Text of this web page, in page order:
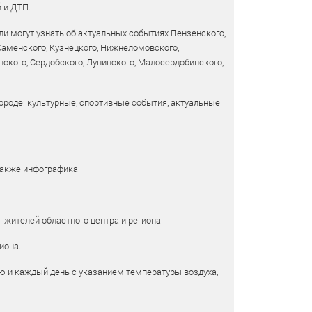
и ДТП.
узнать об актуальных событиях Пензенского,
Кузнецкого, Нижнеломовского,
Сердобского, Лунинского, Малосердобинского,
культурные, спортивные события, актуальные
инфографика.
областного центра и региона.
и каждый день с указанием температуры воздуха,